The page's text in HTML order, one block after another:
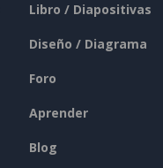
Libro / Diapositivas
Diseño / Diagrama
Foro
Aprender
Blog